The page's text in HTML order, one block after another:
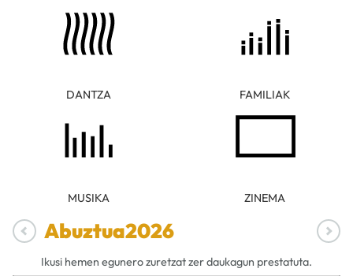
DANTZA FAMILIAK
MUSIKA ZINEMA
Abuztua2026
Ikusi hemen egunero zuretzat zer daukagun prestatuta.